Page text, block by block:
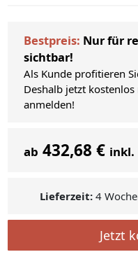
Bestpreis: Nur für
sichtbar!
Als Kunde profitieren
Deshalb jetzt
anmelden!
ab 432,68 € inkl.
Lieferzeit: 4
Jetzt